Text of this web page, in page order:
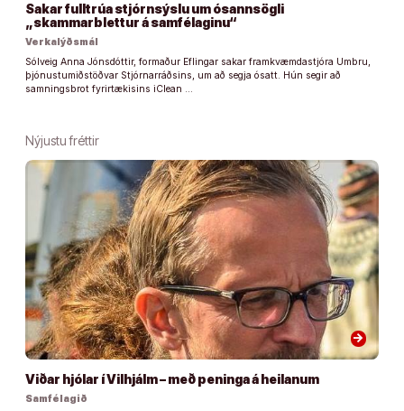
Sakar fulltrúa stjórnsýslu um ósannsögli
„skammarblettur á samfélaginu“
Verkalýðsmál
Sólveig Anna Jónsdóttir, formaður Eflingar sakar framkvæmdastjóra Umbru,
þjónustumiðstöðvar Stjórnarráðsins, um að segja ósatt. Hún segir að
samningsbrot fyrirtækisins iClean …
Nýjustu fréttir
arrow_forward
Viðar hjólar í Vilhjálm – með peninga á heilanum
Samfélagið